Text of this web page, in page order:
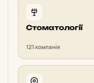
Сто­ма­то­ло­гії
121 компанія